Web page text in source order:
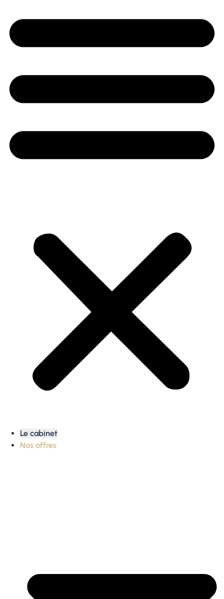
Le cabinet
Nos offres